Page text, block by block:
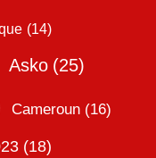
(14)
Asko (25)
Cameroun (16)
(18)